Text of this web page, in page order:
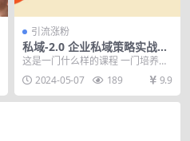
引流涨粉
私域-2.0 企业私域策略实战
课，培养能拿结果的私域操盘
这是一门什么样的课程 一门培养私
域咨询顾问的课程 !每个人都要有脱
高职场成为个体...
2024-05-07 189 9.9